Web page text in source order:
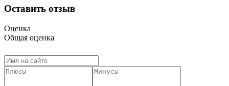
Оставить отзыв
Оценка
Общая оценка